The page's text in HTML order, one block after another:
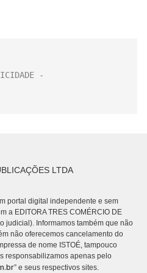
LTDA
portal digital independente e sem
a EDITORA TRES COMÉRCIO DE
judicial). Informamos também que não
não oferecemos cancelamento do
de nome ISTOÉ, tampouco
responsabilizamos apenas pelo
” e seus respectivos sites.